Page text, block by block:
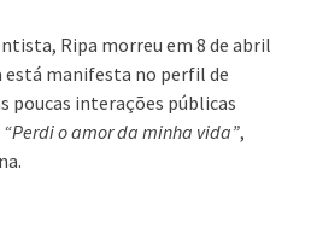
Ripa morreu em 8 de abril
está manifesta no perfil de
poucas interações públicas
“Perdi o amor da minha vida”,